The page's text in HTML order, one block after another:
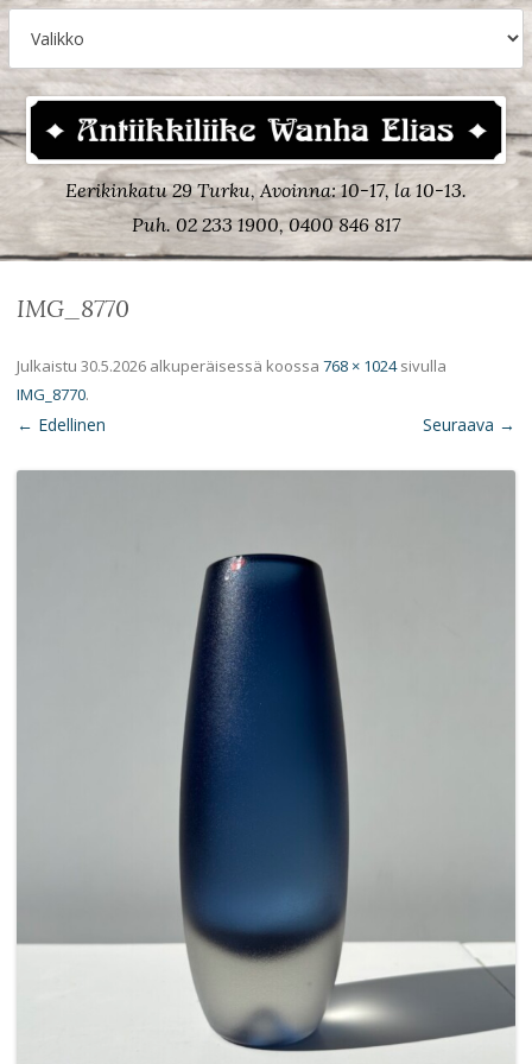
Eerikinkatu 29 Turku, Avoinna: 10-17, la 10-13.
Puh. 02 233 1900, 0400 846 817
IMG_8770
Julkaistu 30.5.2026 alkuperäisessä koossa 768 × 1024sivulla
IMG_8770.
← Edellinen Seuraava →